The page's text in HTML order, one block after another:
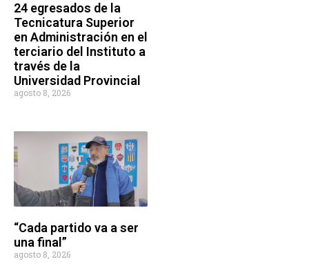
24 egresados de la
Tecnicatura Superior
en Administración en el
terciario del Instituto a
través de la
Universidad Provincial
agosto 8, 2026
“Cada partido va a ser
una final”
agosto 8, 2026